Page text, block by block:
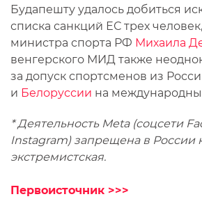
Будапешту удалось добиться
списка санкций ЕС трех
министра спорта РФ Михаила
венгерского МИД также
за допуск спортсменов из
и Белоруссии на
* Деятельность Meta (соцсети
Instagram) запрещена в России
экстремистская.
Первоисточник >>>